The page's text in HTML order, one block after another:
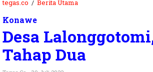
tegas.co / Berita Utama
a
L
a
l
Konawe
Desa
Tahap Dua